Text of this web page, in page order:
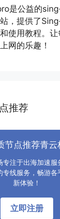
是公益的
，提供了
使用教程。
网的乐趣！
推荐
节点推荐青云
专注于出海加速服
专线服务，畅游各
新体验！
立即注册